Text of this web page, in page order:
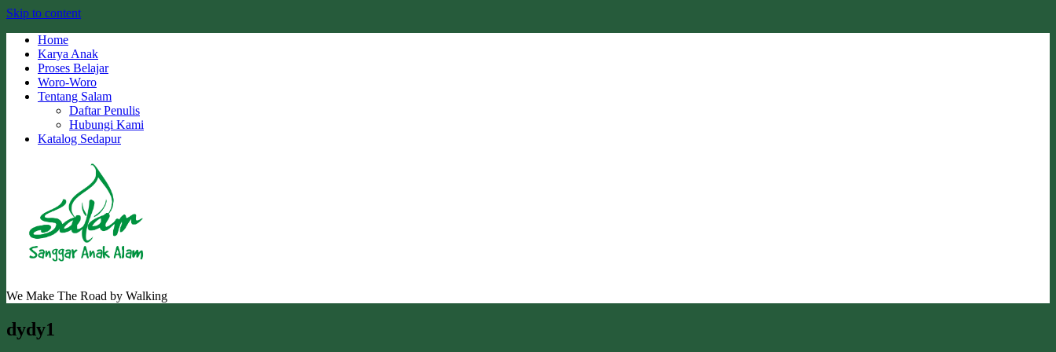
Skip to content
Home
Karya Anak
Proses Belajar
Woro-Woro
Tentang Salam
Daftar Penulis
Hubungi Kami
Katalog Sedapur
We Make The Road by Walking
dydy1